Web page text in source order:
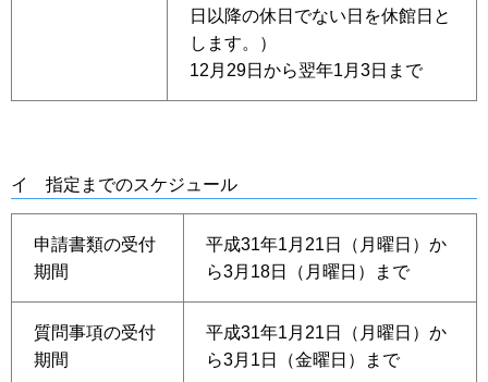
日以降の休日でない日を休館日と
します。）
12月29日から翌年1月3日まで
イ 指定までのスケジュール
申請書類の受付
期間
平成31年1月21日（月曜日）か
ら3月18日（月曜日）まで
質問事項の受付
期間
平成31年1月21日（月曜日）か
ら3月1日（金曜日）まで